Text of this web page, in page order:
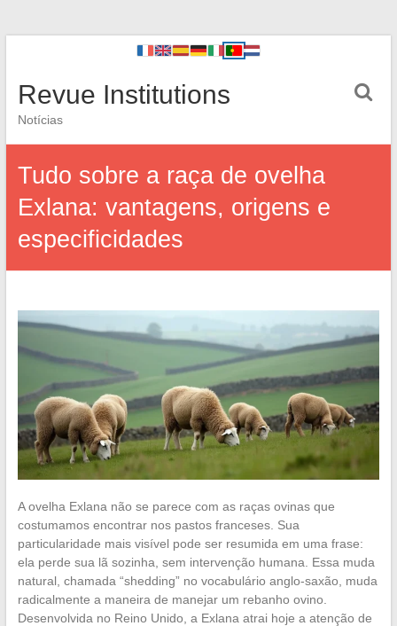
Revue Institutions
Notícias
Tudo sobre a raça de ovelha
Exlana: vantagens, origens e
especificidades
A ovelha Exlana não se parece com as raças ovinas que
costumamos encontrar nos pastos franceses. Sua
particularidade mais visível pode ser resumida em uma frase:
ela perde sua lã sozinha, sem intervenção humana. Essa muda
natural, chamada “shedding” no vocabulário anglo-saxão, muda
radicalmente a maneira de manejar um rebanho ovino.
Desenvolvida no Reino Unido, a Exlana atrai hoje a atenção de